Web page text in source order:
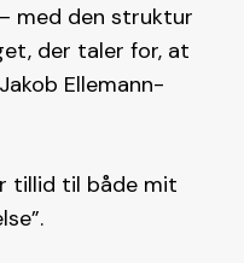
med den struktur
der taler for, at
Ellemann-
tillid til både mit